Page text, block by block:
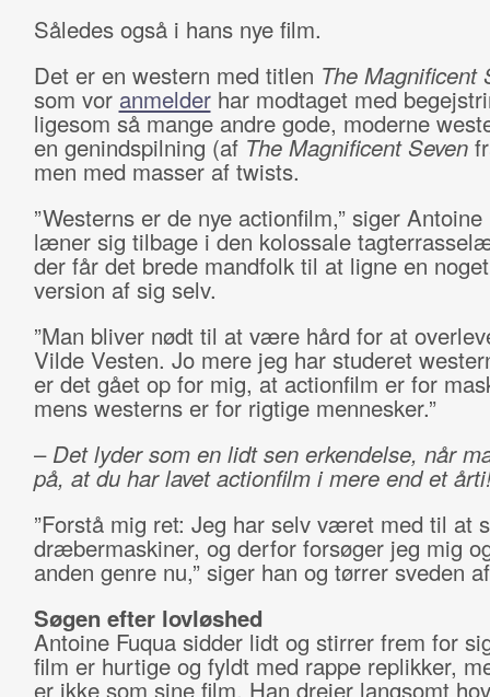
Således også i hans nye film.
Det er en western med titlen The Magnificent
som vor anmelderhar modtaget med
ligesom så mange andre gode, moderne
en genindspilning (af The Magnificent Seven
men med masser af twists.
”Westerns er de nye actionfilm,” siger Antoine
læner sig tilbage i den kolossale
der får det brede mandfolk til at ligne en
version af sig selv.
”Man bliver nødt til at være hård for at
Vilde Vesten. Jo mere jeg har studeret
er det gået op for mig, at actionfilm er for
mens westerns er for rigtige mennesker.”
–Det lyder som en lidt sen erkendelse, når
på, at du har lavet actionfilm i mere end et
”Forstå mig ret: Jeg har selv været med til at
dræbermaskiner, og derfor forsøger jeg mig
anden genre nu,” siger han og tørrer sveden
Søgen efter lovløshed
Antoine Fuqua sidder lidt og stirrer frem for
film er hurtige og fyldt med rappe replikker,
er ikke som sine film. Han drejer langsomt